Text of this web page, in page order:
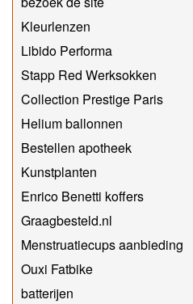
Kleurlenzen
Libido Performa
Stapp Red Werksokken
Collection Prestige Paris
Helium ballonnen
Bestellen apotheek
Kunstplanten
Enrico Benetti koffers
Graagbesteld.nl
Menstruatiecups aanbieding
Ouxi Fatbike
batterijen